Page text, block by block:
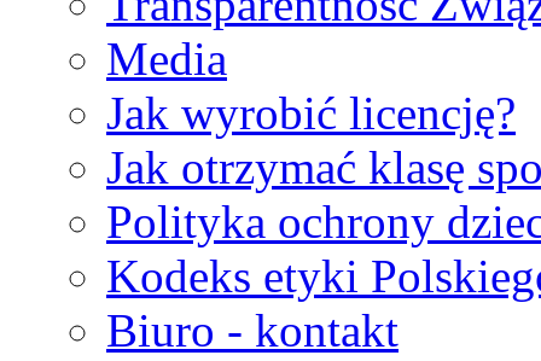
Media
Jak wyrobić licencję?
Jak otrzymać klasę
Polityka ochrony
Kodeks etyki
Biuro - kontakt